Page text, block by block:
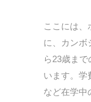
ここには、
に、カンボ
ら23歳ま
います。学
など在学中